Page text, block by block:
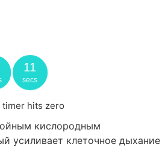
11
secs
hits zero
кислородным
усиливает клеточное дыхание